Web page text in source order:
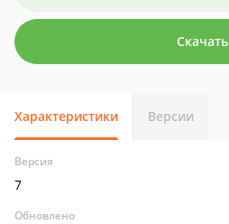
Скачать
Характеристики Версии
Версия
7
Обновлено